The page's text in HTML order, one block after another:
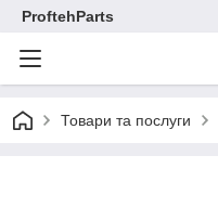
ProftehParts
Товари та послуги